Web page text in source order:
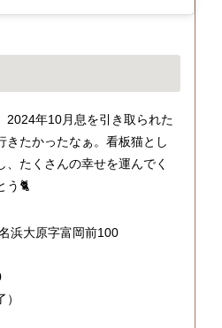
2024年10月息を引き取られた
たかったなぁ。看板猫とし
たくさんの幸せを運んでく
う🐈
浜大原字富岡前100